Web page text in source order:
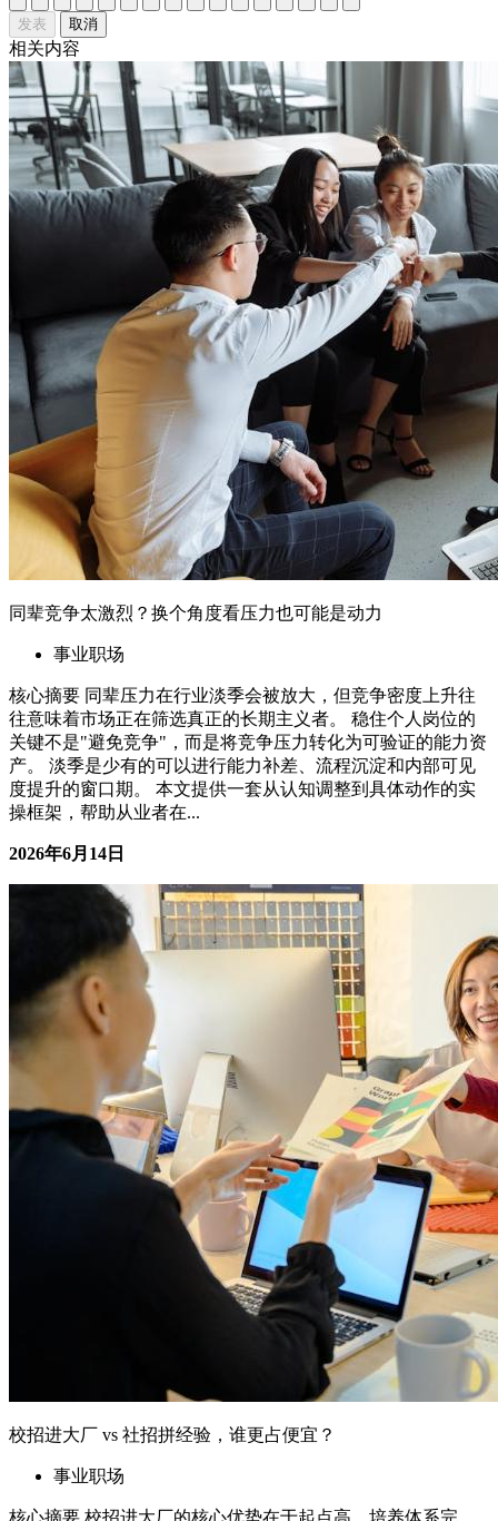
发表 取消
相关内容
同辈竞争太激烈？换个角度看压力也可能是动力
事业职场
核心摘要 同辈压力在行业淡季会被放大，但竞争密度上升往
往意味着市场正在筛选真正的长期主义者。 稳住个人岗位的
关键不是"避免竞争"，而是将竞争压力转化为可验证的能力资
产。 淡季是少有的可以进行能力补差、流程沉淀和内部可见
度提升的窗口期。 本文提供一套从认知调整到具体动作的实
2026年6月14日
校招进大厂 vs 社招拼经验，谁更占便宜？